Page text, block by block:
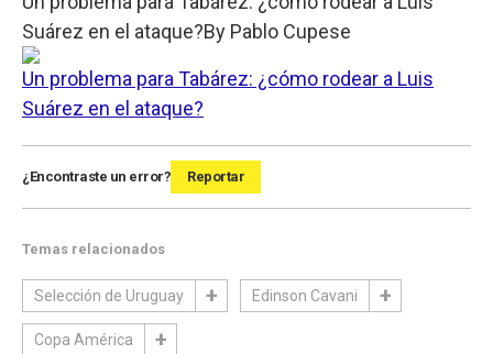
Suárez en el ataque?By Pablo Cupese
Un problema para Tabárez: ¿cómo rodear a Luis
Suárez en el ataque?
¿Encontraste un error? Reportar
Temas relacionados
Selección de Uruguay Edinson Cavani
Copa América